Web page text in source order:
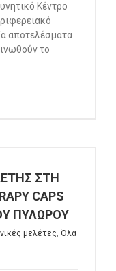
Κέντρο
αποτελέσματα
το
ΣΤΗ
CAPS
ΠΥΛΩΡΟΥ
μελέτες, Όλα